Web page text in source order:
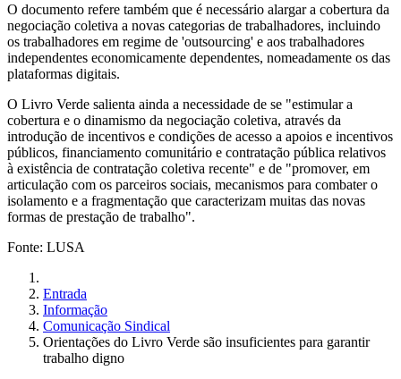
O documento refere também que é necessário alargar a cobertura da
negociação coletiva a novas categorias de trabalhadores, incluindo
os trabalhadores em regime de 'outsourcing' e aos trabalhadores
independentes economicamente dependentes, nomeadamente os das
plataformas digitais.
O Livro Verde salienta ainda a necessidade de se "estimular a
cobertura e o dinamismo da negociação coletiva, através da
introdução de incentivos e condições de acesso a apoios e incentivos
públicos, financiamento comunitário e contratação pública relativos
à existência de contratação coletiva recente" e de "promover, em
articulação com os parceiros sociais, mecanismos para combater o
isolamento e a fragmentação que caracterizam muitas das novas
formas de prestação de trabalho".
Fonte: LUSA
Entrada
Informação
Comunicação Sindical
Orientações do Livro Verde são insuficientes para garantir
trabalho digno